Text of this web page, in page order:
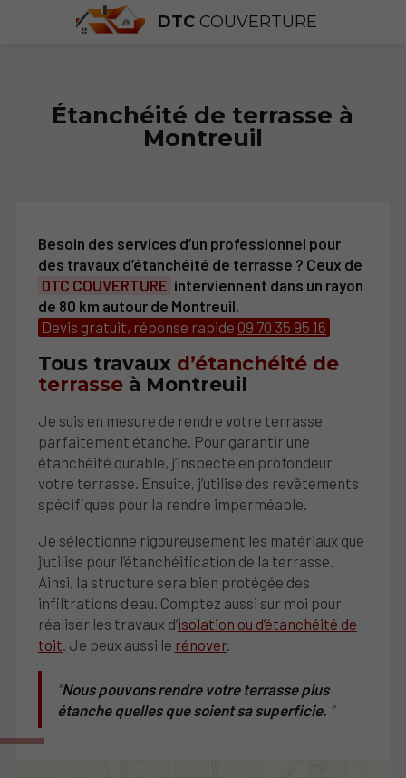
DTC COUVERTURE
Étanchéité de terrasse à
Montreuil
Besoin des services d’un professionnel pour
des travaux d’étanchéité de terrasse ? Ceux de
DTC COUVERTURE interviennent dans un rayon
de 80 km autour de Montreuil.
Devis gratuit, réponse rapide 09 70 35 95 16
Tous travaux d’étanchéité de
terrasseà Montreuil
Je suis en mesure de rendre votre terrasse
parfaitement étanche. Pour garantir une
étanchéité durable, j’inspecte en profondeur
votre terrasse. Ensuite, j’utilise des revêtements
spécifiques pour la rendre imperméable.
Je sélectionne rigoureusement les matériaux que
j’utilise pour l’étanchéification de la terrasse.
Ainsi, la structure sera bien protégée des
infiltrations d'eau. Comptez aussi sur moi pour
réaliser les travaux d’isolation ou d’étanchéité de
toit. Je peux aussi le rénover.
Nous pouvons rendre votre terrasse plus
étanche quelles que soient sa superficie.